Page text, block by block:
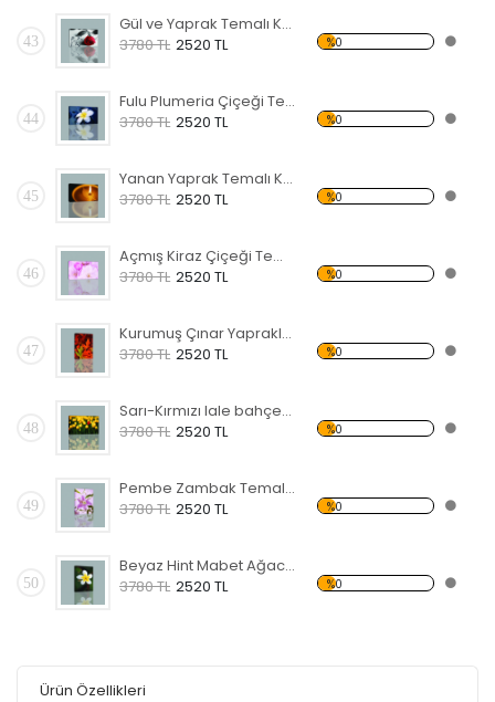
43
Gül ve Yaprak Temalı Kanvas Tablo
3780 TL 2520 TL %0
44
Fulu Plumeria Çiçeği Temalı Kanvas Tablo
3780 TL 2520 TL %0
45
Yanan Yaprak Temalı Kanvas Tablo
3780 TL 2520 TL %0
46
Açmış Kiraz Çiçeği Temalı Kanvas Tablo
3780 TL 2520 TL %0
47
Kurumuş Çınar Yaprakları Temalı Kanvas Tablo
3780 TL 2520 TL %0
48
Sarı-Kırmızı lale bahçesi Kanvas Tablo
3780 TL 2520 TL %0
49
Pembe Zambak Temalı Kanvas Tablo
3780 TL 2520 TL %0
50
Beyaz Hint Mabet Ağacı Kanvas Tablo
3780 TL 2520 TL %0
Ürün Özellikleri